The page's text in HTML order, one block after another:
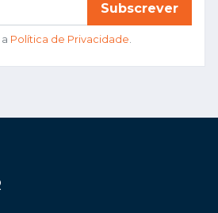
Subscrever
Política de Privacidade.